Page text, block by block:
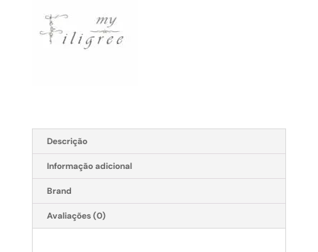
Descrição
Informação adicional
Brand
Avaliações (0)